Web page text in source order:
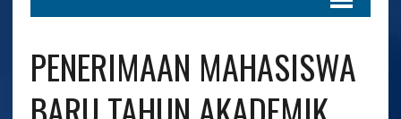
PENERIMAAN MAHASISWA